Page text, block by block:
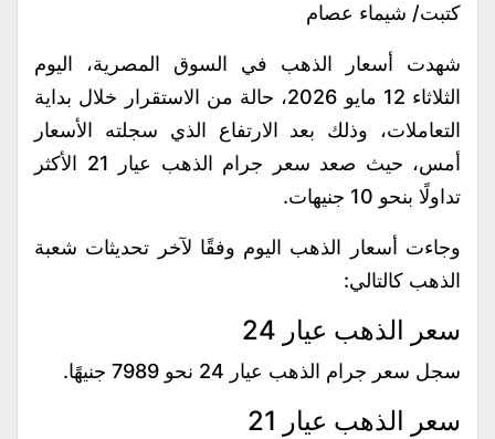
كتبت/ شيماء عصام
شهدت أسعار الذهب في السوق المصرية، اليوم
الثلاثاء 12 مايو 2026، حالة من الاستقرار خلال بداية
التعاملات، وذلك بعد الارتفاع الذي سجلته الأسعار
أمس، حيث صعد سعر جرام الذهب عيار 21 الأكثر
تداولًا بنحو 10 جنيهات.
وجاءت أسعار الذهب اليوم وفقًا لآخر تحديثات شعبة
الذهب كالتالي:
سعر الذهب عيار 24
سجل سعر جرام الذهب عيار 24 نحو 7989 جنيهًا.
سعر الذهب عيار 21